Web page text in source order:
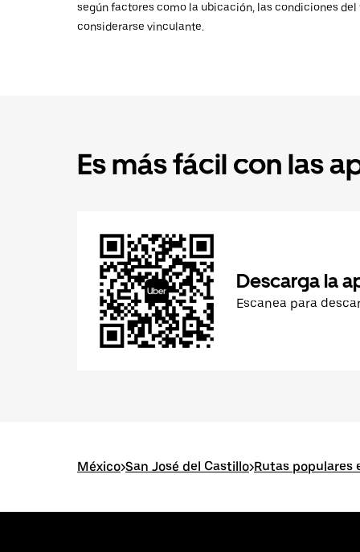
según factores como la ubicación, las condiciones
considerarse vinculante.
Es más fácil con las
Descarga la
Escanea para
México>San José del Castillo>Rutas populares